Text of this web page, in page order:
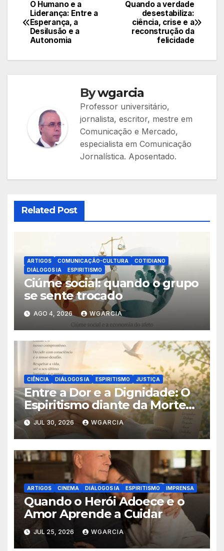
Navegação
de
Quando a verdade
desestabiliza:
ciência, crise e a
reconstrução da
felicidade
O Humano e a
Liderança: Entre a
Esperança, a
Desilusão e a
Autonomia
Bywgarcia
Professor universitário,
jornalista, escritor, mestre em
Comunicação e Mercado,
especialista em Comunicação
Jornalística. Aposentado.
Related Post
ARTIGOS COMUNICAÇÃO-CULTURA
COTIDIANO
DIÁLOGOS IA
ESPIRITISMO
Ciúme social: quando o grupo
se sente trocado
AGO 4, 2026 WGARCIA
CIÊNCIA DIÁLOGOS IA ESPIRITISMO JUSTIÇA
Entre a Dor e a Dignidade: O
Espiritismo diante da Morte
Assistida
JUL 30, 2026 WGARCIA
ARTIGOS CINEMA DIÁLOGOS IA ESPIRITISMO IMPRENSA
Quando o Herói Adoece e o
Amor Aprende a Cuidar
JUL 25, 2026 WGARCIA